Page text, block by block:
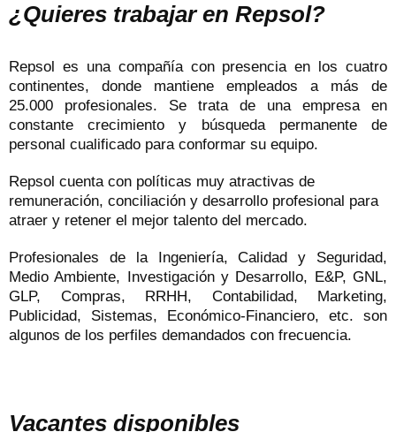
¿Quieres trabajar en Repsol?
Repsol es una compañía con presencia en los cuatro
continentes, donde mantiene empleados a más de
25.000 profesionales. Se trata de una empresa en
constante crecimiento y búsqueda permanente de
personal cualificado para conformar su equipo.
Repsol cuenta con políticas muy atractivas de
remuneración, conciliación y desarrollo profesional para
atraer y retener el mejor talento del mercado.
Profesionales de la Ingeniería, Calidad y Seguridad,
Medio Ambiente, Investigación y Desarrollo, E&P, GNL,
GLP, Compras, RRHH, Contabilidad, Marketing,
Publicidad, Sistemas, Económico-Financiero, etc. son
algunos de los perfiles demandados con frecuencia.
Vacantes disponibles